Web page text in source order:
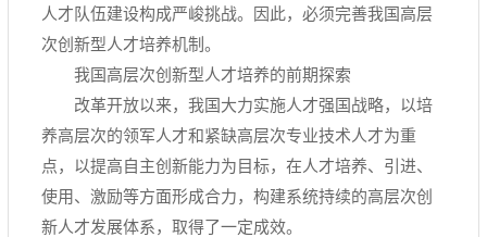
人才队伍建设构成严峻挑战。因此，必须完善我国高层
次创新型人才培养机制。
我国高层次创新型人才培养的前期探索
改革开放以来，我国大力实施人才强国战略，以培
养高层次的领军人才和紧缺高层次专业技术人才为重
点，以提高自主创新能力为目标，在人才培养、引进、
使用、激励等方面形成合力，构建系统持续的高层次创
新人才发展体系，取得了一定成效。